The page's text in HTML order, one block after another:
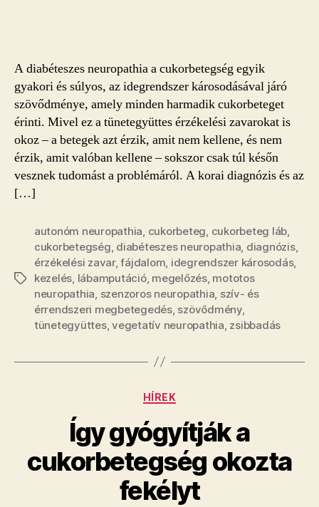
A diabéteszes neuropathia a cukorbetegség egyik
gyakori és súlyos, az idegrendszer károsodásával járó
szövődménye, amely minden harmadik cukorbeteget
érinti. Mivel ez a tünetegyüttes érzékelési zavarokat is
okoz – a betegek azt érzik, amit nem kellene, és nem
érzik, amit valóban kellene – sokszor csak túl későn
vesznek tudomást a problémáról. A korai diagnózis és az
[…]
Címkék
autonóm neuropathia cukorbeteg cukorbeteg láb
cukorbetegség diabéteszes neuropathia diagnózis,
érzékelési zavar,fájdalom idegrendszer károsodás,
kezelés lábamputáció, megelőzés, mototos
neuropathia szenzoros neuropathia szív- és
érrendszeri megbetegedés, szövődmény,
tünetegyüttes,vegetatív neuropathia zsibbadás
Kategóriák
HÍREK
Így gyógyítják a
cukorbetegség okozta
fekélyt